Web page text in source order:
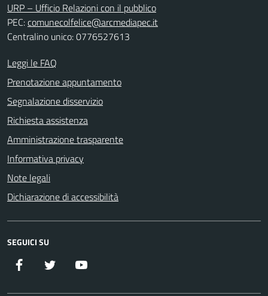
URP – Ufficio Relazioni con il pubblico
PEC:comunecolfelice@arcmediapec.it
Centralino unico: 0776527613
Leggi le FAQ
Prenotazione appuntamento
Segnalazione disservizio
Richiesta assistenza
Amministrazione trasparente
Informativa privacy
Note legali
Dichiarazione di accessibilità
SEGUICI SU
Facebook Twitter